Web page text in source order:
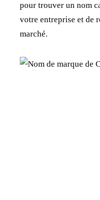
pour trouver un nom
votre entreprise et de
marché.